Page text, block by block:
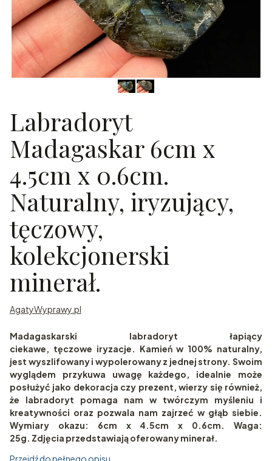
Labradoryt
Madagaskar 6cm x
4.5cm x 0.6cm.
Naturalny, iryzujący,
tęczowy,
kolekcjonerski
minerał.
AgatyWyprawy.pl
Madagaskarski labradoryt łapiący
ciekawe, tęczowe iryzacje. Kamień w 100% naturalny,
jest wyszlifowany i wypolerowany z jednej strony. Swoim
wyglądem przykuwa uwagę każdego, idealnie może
posłużyć jako dekoracja czy prezent, wierzy się również,
że labradoryt pomaga nam w twórczym myśleniu i
kreatywności oraz pozwala nam zajrzeć w głąb siebie.
Wymiary okazu: 6cm x 4.5cm x 0.6cm. Waga:
25g. Zdjęcia przedstawiają oferowany minerał.